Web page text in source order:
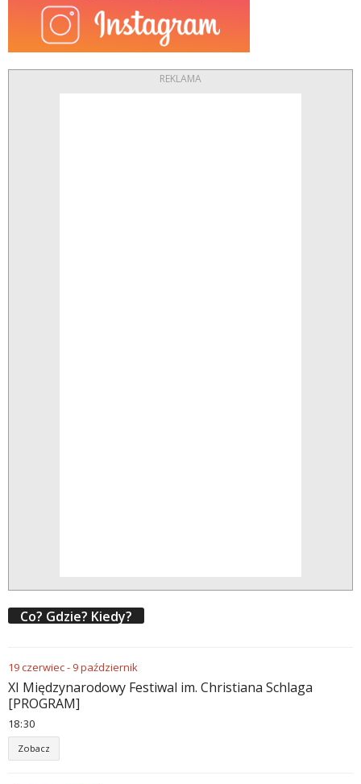
REKLAMA
Co? Gdzie? Kiedy?
19czerwiec- 9październik
XI Międzynarodowy Festiwal im. Christiana Schlaga
[PROGRAM]
18:30
Zobacz